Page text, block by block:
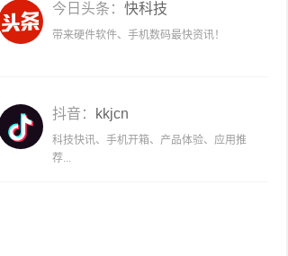
今日头条： 快科技
带来硬件软件、手机数码最快资讯！
抖音： kkjcn
科技快讯、手机开箱、产品体验、应用推
荐...